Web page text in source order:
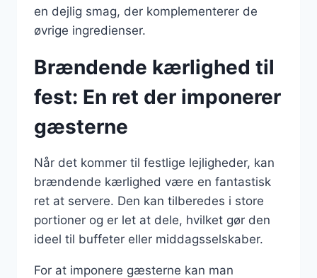
en dejlig smag, der komplementerer de
øvrige ingredienser.
Brændende kærlighed til
fest: En ret der imponerer
gæsterne
Når det kommer til festlige lejligheder, kan
brændende kærlighed være en fantastisk
ret at servere. Den kan tilberedes i store
portioner og er let at dele, hvilket gør den
ideel til buffeter eller middagsselskaber.
For at imponere gæsterne kan man